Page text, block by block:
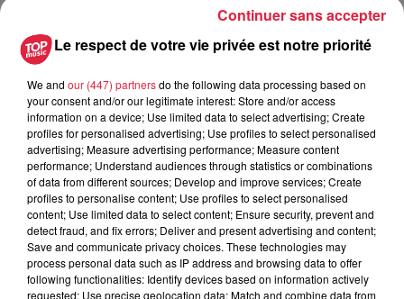
Tags antisémites à Strasbourg :
Catherine Trautmann réagit
6 août 2026
Au zoo de Mulhouse : rencontre
avec les flamants rouges
À découvrir également
Le respect de votre vie privée est notre priorité
We and our (447) partnersdo the following data processing based on
your consent and/or our legitimate interest: Store and/or access
information on a device; Use limited data to select advertising; Create
profiles for personalised advertising; Use profiles to select personalised
advertising; Measure advertising performance; Measure content
performance; Understand audiences through statistics or combinations
of data from different sources; Develop and improve services; Create
profiles to personalise content; Use profiles to select personalised
content; Use limited data to select content; Ensure security, prevent and
detect fraud, and fix errors; Deliver and present advertising and content;
Save and communicate privacy choices. These technologies may
process personal data such as IP address and browsing data to offer
following functionalities: Identify devices based on information actively
requested; Use precise geolocation data; Match and combine data from
Continuer sans accepter